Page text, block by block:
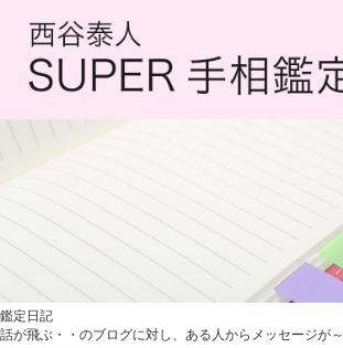
鑑定日記
話が飛ぶ・・のブログに対し、ある人からメッセージが～